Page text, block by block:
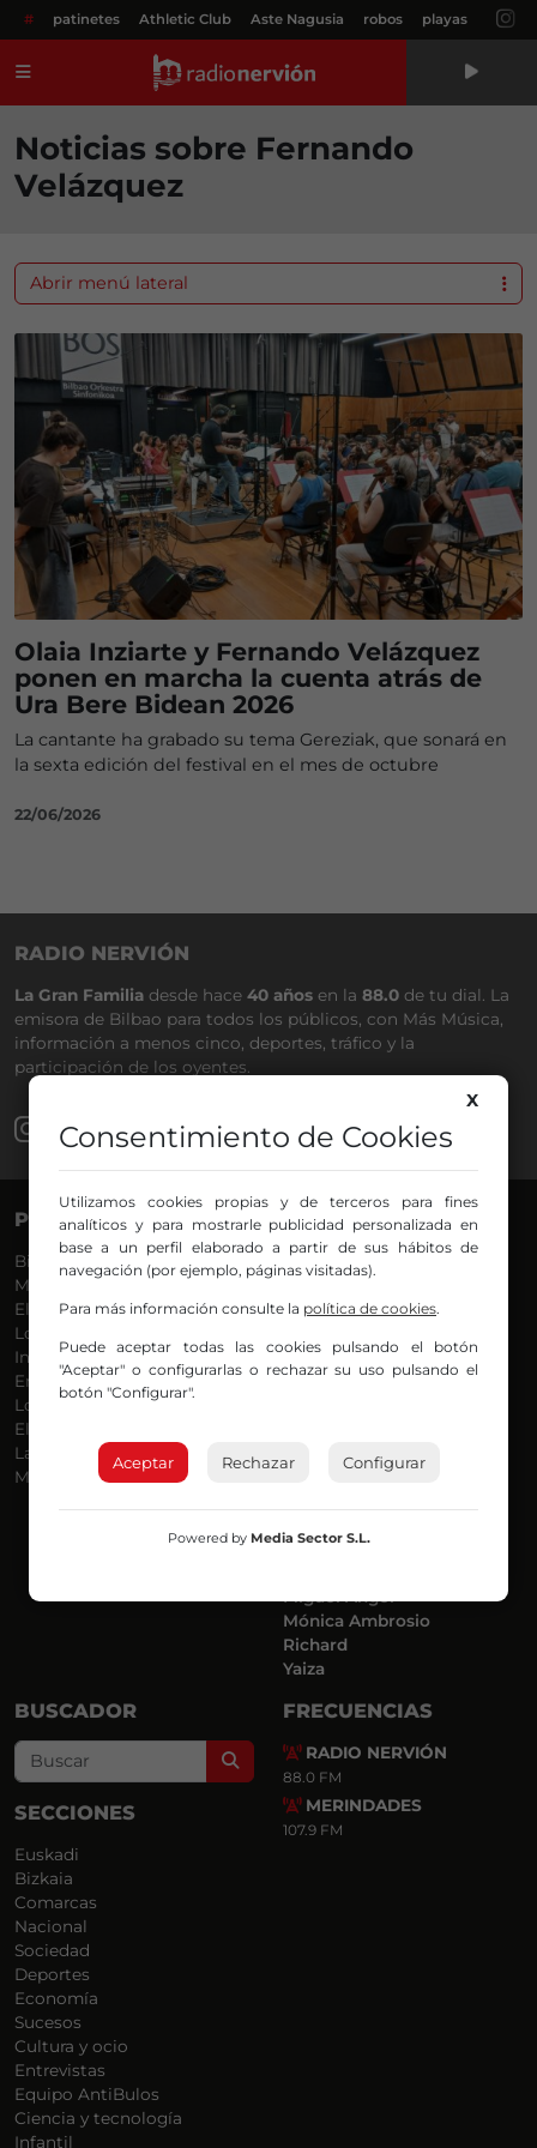
# patinetes Athletic Club Aste Nagusia robos playas
Noticias sobre Fernando
Velázquez
Olaia Inziarte y Fernando Velázquez
ponen en marcha la cuenta atrás de
Ura Bere Bidean 2026
La cantante ha grabado su tema Gereziak, que sonará en
la sexta edición del festival en el mes de octubre
22/06/2026
Abrir menú lateral
RADIO NERVIÓN
La Gran Familia desde hace 40 años en la 88.0 de tu dial. La
emisora de Bilbao para todos los públicos, con Más Música,
información a menos cinco, deportes, tráfico y la
participación de los oyentes.
PROGRAMAS
Bilbosport
Más Música
El Madrugador
Lo Más Nuevo
Informativos
En Ruta
Locos por la Música
El Supermadrugador
La Mañana de Radio Nervión
Más Madrugada
VOCES
Agurtzane
Belén Ollero
Dani
Eva Argote
Endika
Luis Carlos
Mónica Ambrosio
Richard
Yaiza
BUSCADOR
Search
SECCIONES
Euskadi
Bizkaia
Comarcas
Nacional
Sociedad
Deportes
Economía
Sucesos
Cultura y ocio
Entrevistas
Equipo AntiBulos
Ciencia y tecnología
Infantil
FRECUENCIAS
RADIO NERVIÓN
88.0 FM
MERINDADES
107.9 FM
X
Consentimiento de Cookies
Utilizamos cookies propias y de terceros para fines
analíticos y para mostrarle publicidad personalizada en
base a un perfil elaborado a partir de sus hábitos de
navegación (por ejemplo, páginas visitadas).
Para más información consulte la política de cookies.
Puede aceptar todas las cookies pulsando el botón
"Aceptar" o configurarlas o rechazar su uso pulsando el
botón "Configurar".
Aceptar Rechazar Configurar
Powered by Media Sector S.L.